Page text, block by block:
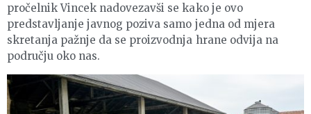
pročelnik Vincek nadovezavši se kako je ovo
predstavljanje javnog poziva samo jedna od mjera
skretanja pažnje da se proizvodnja hrane odvija na
području oko nas.